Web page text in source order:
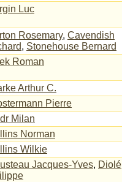
Luc
Rosemary, Cavendish
, Stonehouse Bernard
Roman
Arthur C.
Pierre
Milan
Norman
Wilkie
Jacques-Yves, Diolé